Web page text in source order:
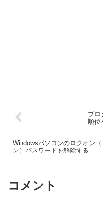
ブロ
順位
Windowsパソコンのログオン（
ン）パスワードを解除する
コメント